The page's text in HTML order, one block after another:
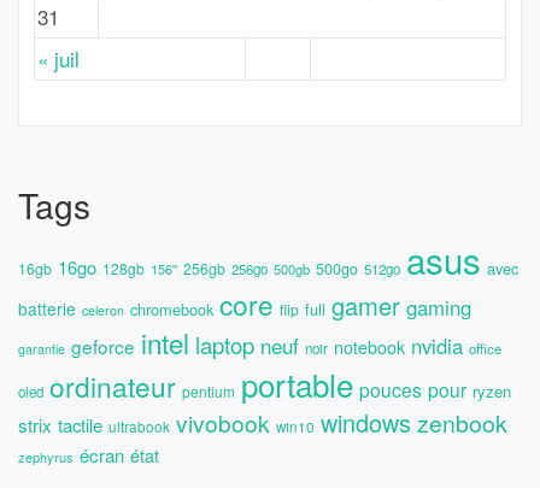
« juil
31
Tags
16gb 16go 128gb 156'' 256gb 256go 500gb 500go 512go asus avec
batterie celeron chromebook core flip full gamer gaming
garantie geforce intel laptop neuf noir notebook nvidia office
oled ordinateur pentium portable pouces pour ryzen
strix tactile ultrabook vivobook win10 windows zenbook
zephyrus écran état